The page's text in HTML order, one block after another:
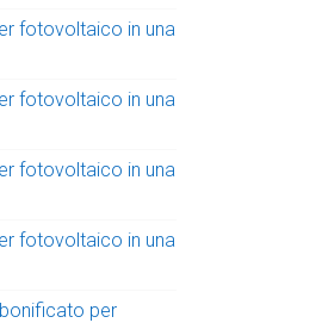
fotovoltaico in una
fotovoltaico in una
fotovoltaico in una
fotovoltaico in una
per